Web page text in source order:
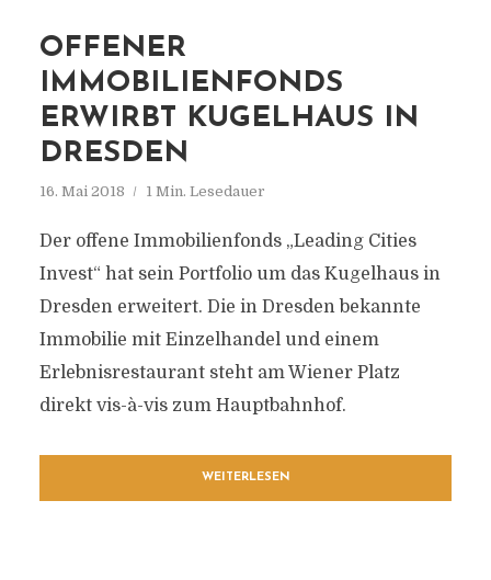
OFFENER
IMMOBILIENFONDS
ERWIRBT KUGELHAUS IN
DRESDEN
16. Mai 2018 1 Min. Lesedauer
Der offene Immobilienfonds „Leading Cities
Invest“ hat sein Portfolio um das Kugelhaus in
Dresden erweitert. Die in Dresden bekannte
Immobilie mit Einzelhandel und einem
Erlebnisrestaurant steht am Wiener Platz
direkt vis-à-vis zum Hauptbahnhof.
WEITERLESEN